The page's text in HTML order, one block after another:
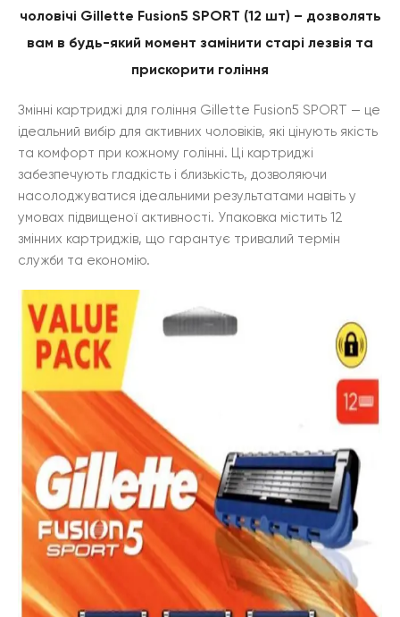
чоловічі Gillette Fusion5 SPORT (12 шт) – дозволять
вам в будь-який момент замінити старі лезвія та
прискорити гоління
Змінні картриджі для гоління Gillette Fusion5 SPORT — це
ідеальний вибір для активних чоловіків, які цінують якість
та комфорт при кожному голінні. Ці картриджі
забезпечують гладкість і близькість, дозволяючи
насолоджуватися ідеальними результатами навіть у
умовах підвищеної активності. Упаковка містить 12
змінних картриджів, що гарантує тривалий термін
служби та економію.